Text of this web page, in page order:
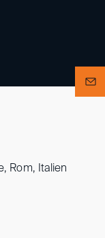
Rom, Italien